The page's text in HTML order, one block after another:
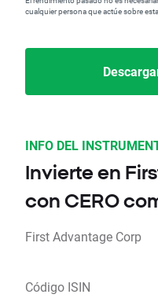
cualquier persona que actúe sobre
INFO DEL
Invierte en
con CERO
First Advantage Corp
Código ISIN